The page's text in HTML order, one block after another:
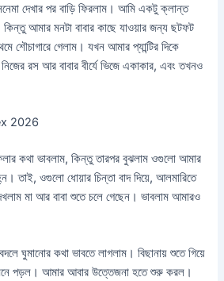
দেখার পর বাড়ি ফিরলাম। আমি একটু ক্লান্ত
আমার মনটা বাবার কাছে যাওয়ার জন্য ছটফট
শৌচাগারে গেলাম। যখন আমার প্যান্টির দিকে
রস আর বাবার বীর্যে ভিজে একাকার, এবং তখনও
2026
কথা ভাবলাম, কিন্তু তারপর বুঝলাম ওগুলো আমার
তাই, ওগুলো ধোয়ার চিন্তা বাদ দিয়ে, আলমারিতে
মা আর বাবা শুতে চলে গেছেন। ভাবলাম আমারও
ঘুমানোর কথা ভাবতে লাগলাম। বিছানায় শুতে গিয়ে
মনে পড়ল। আমার আবার উত্তেজনা হতে শুরু করল।